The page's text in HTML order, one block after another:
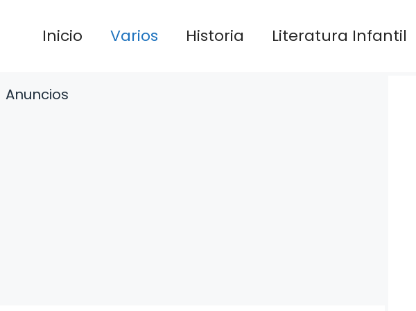
Inicio Varios Historia Literatura Infantil
Anuncios